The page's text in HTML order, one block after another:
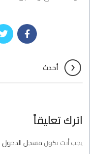
أحدث
اترك تعليقاً
يجب أنت تكونمسجل الدخول